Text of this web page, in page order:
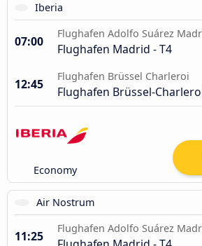
Iberia
07:00
Flughafen Adolfo Suárez
Flughafen Madrid - T4
12:45
Flughafen Brüssel Charleroi
Flughafen Brüssel-
Economy
Air Nostrum
11:25
Flughafen Adolfo Suárez